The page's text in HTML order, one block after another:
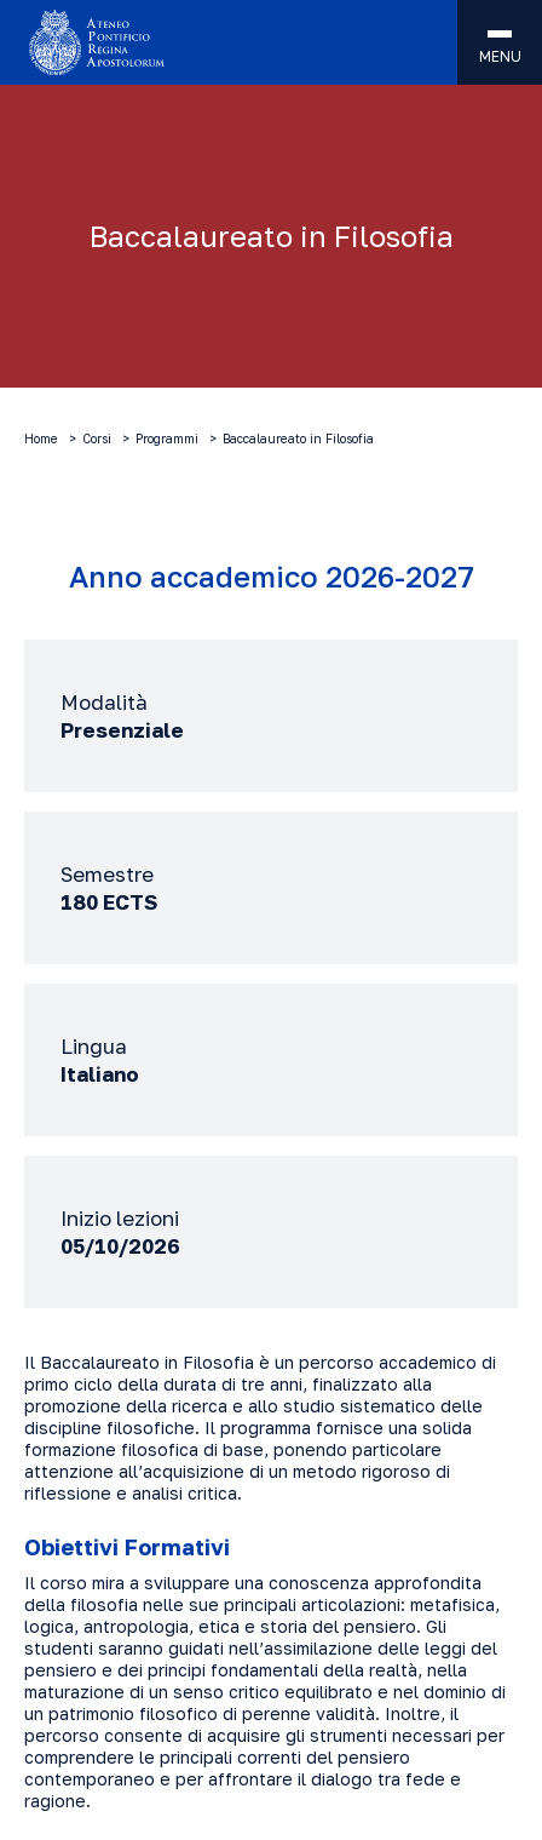
MENU
Baccalaureato in Filosofia
Home Corsi Programmi Baccalaureato in Filosofia
Anno accademico 2026-2027
Modalità
Presenziale
Semestre
180 ECTS
Lingua
Italiano
Inizio lezioni
05/10/2026
Il Baccalaureato in Filosofia è un percorso accademico di
primo ciclo della durata di tre anni, finalizzato alla
promozione della ricerca e allo studio sistematico delle
discipline filosofiche. Il programma fornisce una solida
formazione filosofica di base, ponendo particolare
attenzione all’acquisizione di un metodo rigoroso di
riflessione e analisi critica.
Obiettivi Formativi
Il corso mira a sviluppare una conoscenza approfondita
della filosofia nelle sue principali articolazioni: metafisica,
logica, antropologia, etica e storia del pensiero. Gli
studenti saranno guidati nell’assimilazione delle leggi del
pensiero e dei principi fondamentali della realtà, nella
maturazione di un senso critico equilibrato e nel dominio di
un patrimonio filosofico di perenne validità. Inoltre, il
percorso consente di acquisire gli strumenti necessari per
comprendere le principali correnti del pensiero
contemporaneo e per affrontare il dialogo tra fede e
ragione.